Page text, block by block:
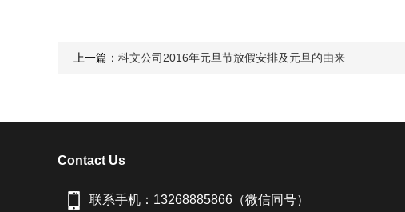
上一篇： 科文公司2016年元旦节放假安排及元旦的由来
Contact Us
联系手机：13268885866（微信同号）